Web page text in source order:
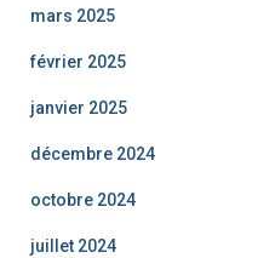
mars 2025
février 2025
janvier 2025
décembre 2024
octobre 2024
juillet 2024